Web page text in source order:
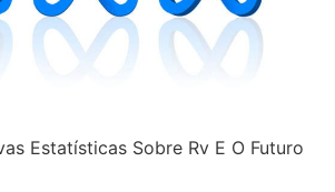
Estatísticas Sobre Rv E O Futuro